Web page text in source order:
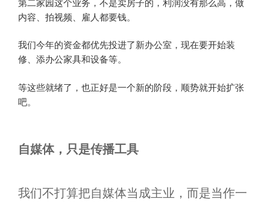
第二家园这个业务，不是卖房子的，利润没有那么高，做
内容、拍视频、雇人都要钱。
我们今年的资金都优先投进了新办公室，现在要开始装
修、添办公家具和设备等。
等这些就绪了，也正好是一个新的阶段，顺势就开始扩张
吧。
自媒体，只是传播工具
我们不打算把自媒体当成主业，而是当作一